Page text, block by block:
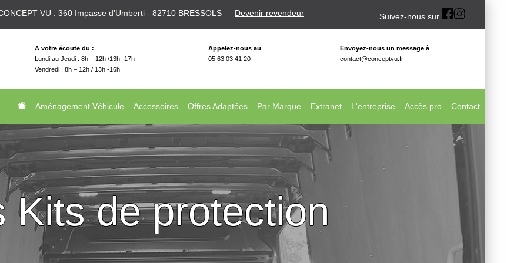
VU : 360 Impasse d’Umberti - 82710 BRESSOLS Devenir revendeur Suivez-nous sur
A votre écoute du :
Lundi au Jeudi : 8h – 12h /13h -17h
Vendredi : 8h – 12h / 13h -16h
Appelez-nous au
05 63 03 41 20
Envoyez-nous un message à
contact@conceptvu.fr
Aménagement Véhicule Accessoires Offres Adaptées Par Marque Extranet L'entreprise Accès pro Contact
Kits de protection